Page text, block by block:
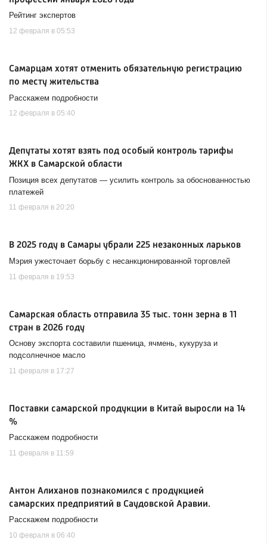
Рейтинг экспертов
12 февраля в 05:53
Самарцам хотят отменить обязательную регистрацию
по месту жительства
Расскажем подробности
12 февраля в 05:40
Депутаты хотят взять под особый контроль тарифы
ЖКХ в Самарской области
Позиция всех депутатов — усилить контроль за обоснованностью
платежей
11 февраля в 20:20
В 2025 году в Самары убрали 225 незаконных ларьков
Мэрия ужесточает борьбу с несанкционированной торговлей
11 февраля в 19:53
Самарская область отправила 35 тыс. тонн зерна в 11
стран в 2026 году
Основу экспорта составили пшеница, ячмень, кукуруза и
подсолнечное масло
11 февраля в 17:27
Поставки самарской продукции в Китай выросли на 14
%
Расскажем подробности
11 февраля в 11:59
Антон Алиханов познакомился с продукцией
самарских предприятий в Саудовской Аравии.
Расскажем подробности
10 февраля в 06:40